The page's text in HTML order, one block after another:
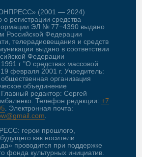
(2001 — 2024)
о регистрации средства
ЭЛ № 77−4390 выдано
Российской Федерации
телерадиовещания и средств
выдано в соответствии
Федерации
г "О средствах массовой
февраля 2001 г. Учредитель:
организация
объединение
редактор: Сергей
Телефон редакции: +7
. Электронная почта:
герои прошлого,
как носители
проводится при поддержке
фонда культурных инициатив.